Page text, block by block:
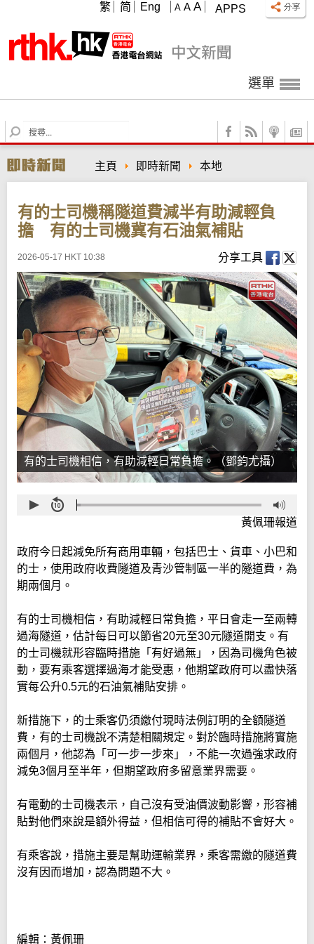
APPS
A A A
繁 简 Eng
選單
S
e
r
c
主頁 即時新聞 本地
有的士司機稱隧道費減半有助減輕負
擔 有的士司機冀有石油氣補貼
2026-05-17 HKT 10:38 分享工具
有的士司機相信，有助減輕日常負擔。（鄧鈞尤攝）
黃佩珊報道
政府今日起減免所有商用車輛，包括巴士、貨車、小巴和
的士，使用政府收費隧道及青沙管制區一半的隧道費，為
期兩個月。
有的士司機相信，有助減輕日常負擔，平日會走一至兩轉
過海隧道，估計每日可以節省20元至30元隧道開支。有
的士司機就形容臨時措施「有好過無」，因為司機角色被
動，要有乘客選擇過海才能受惠，他期望政府可以盡快落
實每公升0.5元的石油氣補貼安排。
新措施下，的士乘客仍須繳付現時法例訂明的全額隧道
費，有的士司機說不清楚相關規定。對於臨時措施將實施
兩個月，他認為「可一步一步來」，不能一次過強求政府
減免3個月至半年，但期望政府多留意業界需要。
有電動的士司機表示，自己沒有受油價波動影響，形容補
貼對他們來說是額外得益，但相信可得的補貼不會好大。
有乘客說，措施主要是幫助運輸業界，乘客需繳的隧道費
沒有因而增加，認為問題不大。
編輯：黃佩珊